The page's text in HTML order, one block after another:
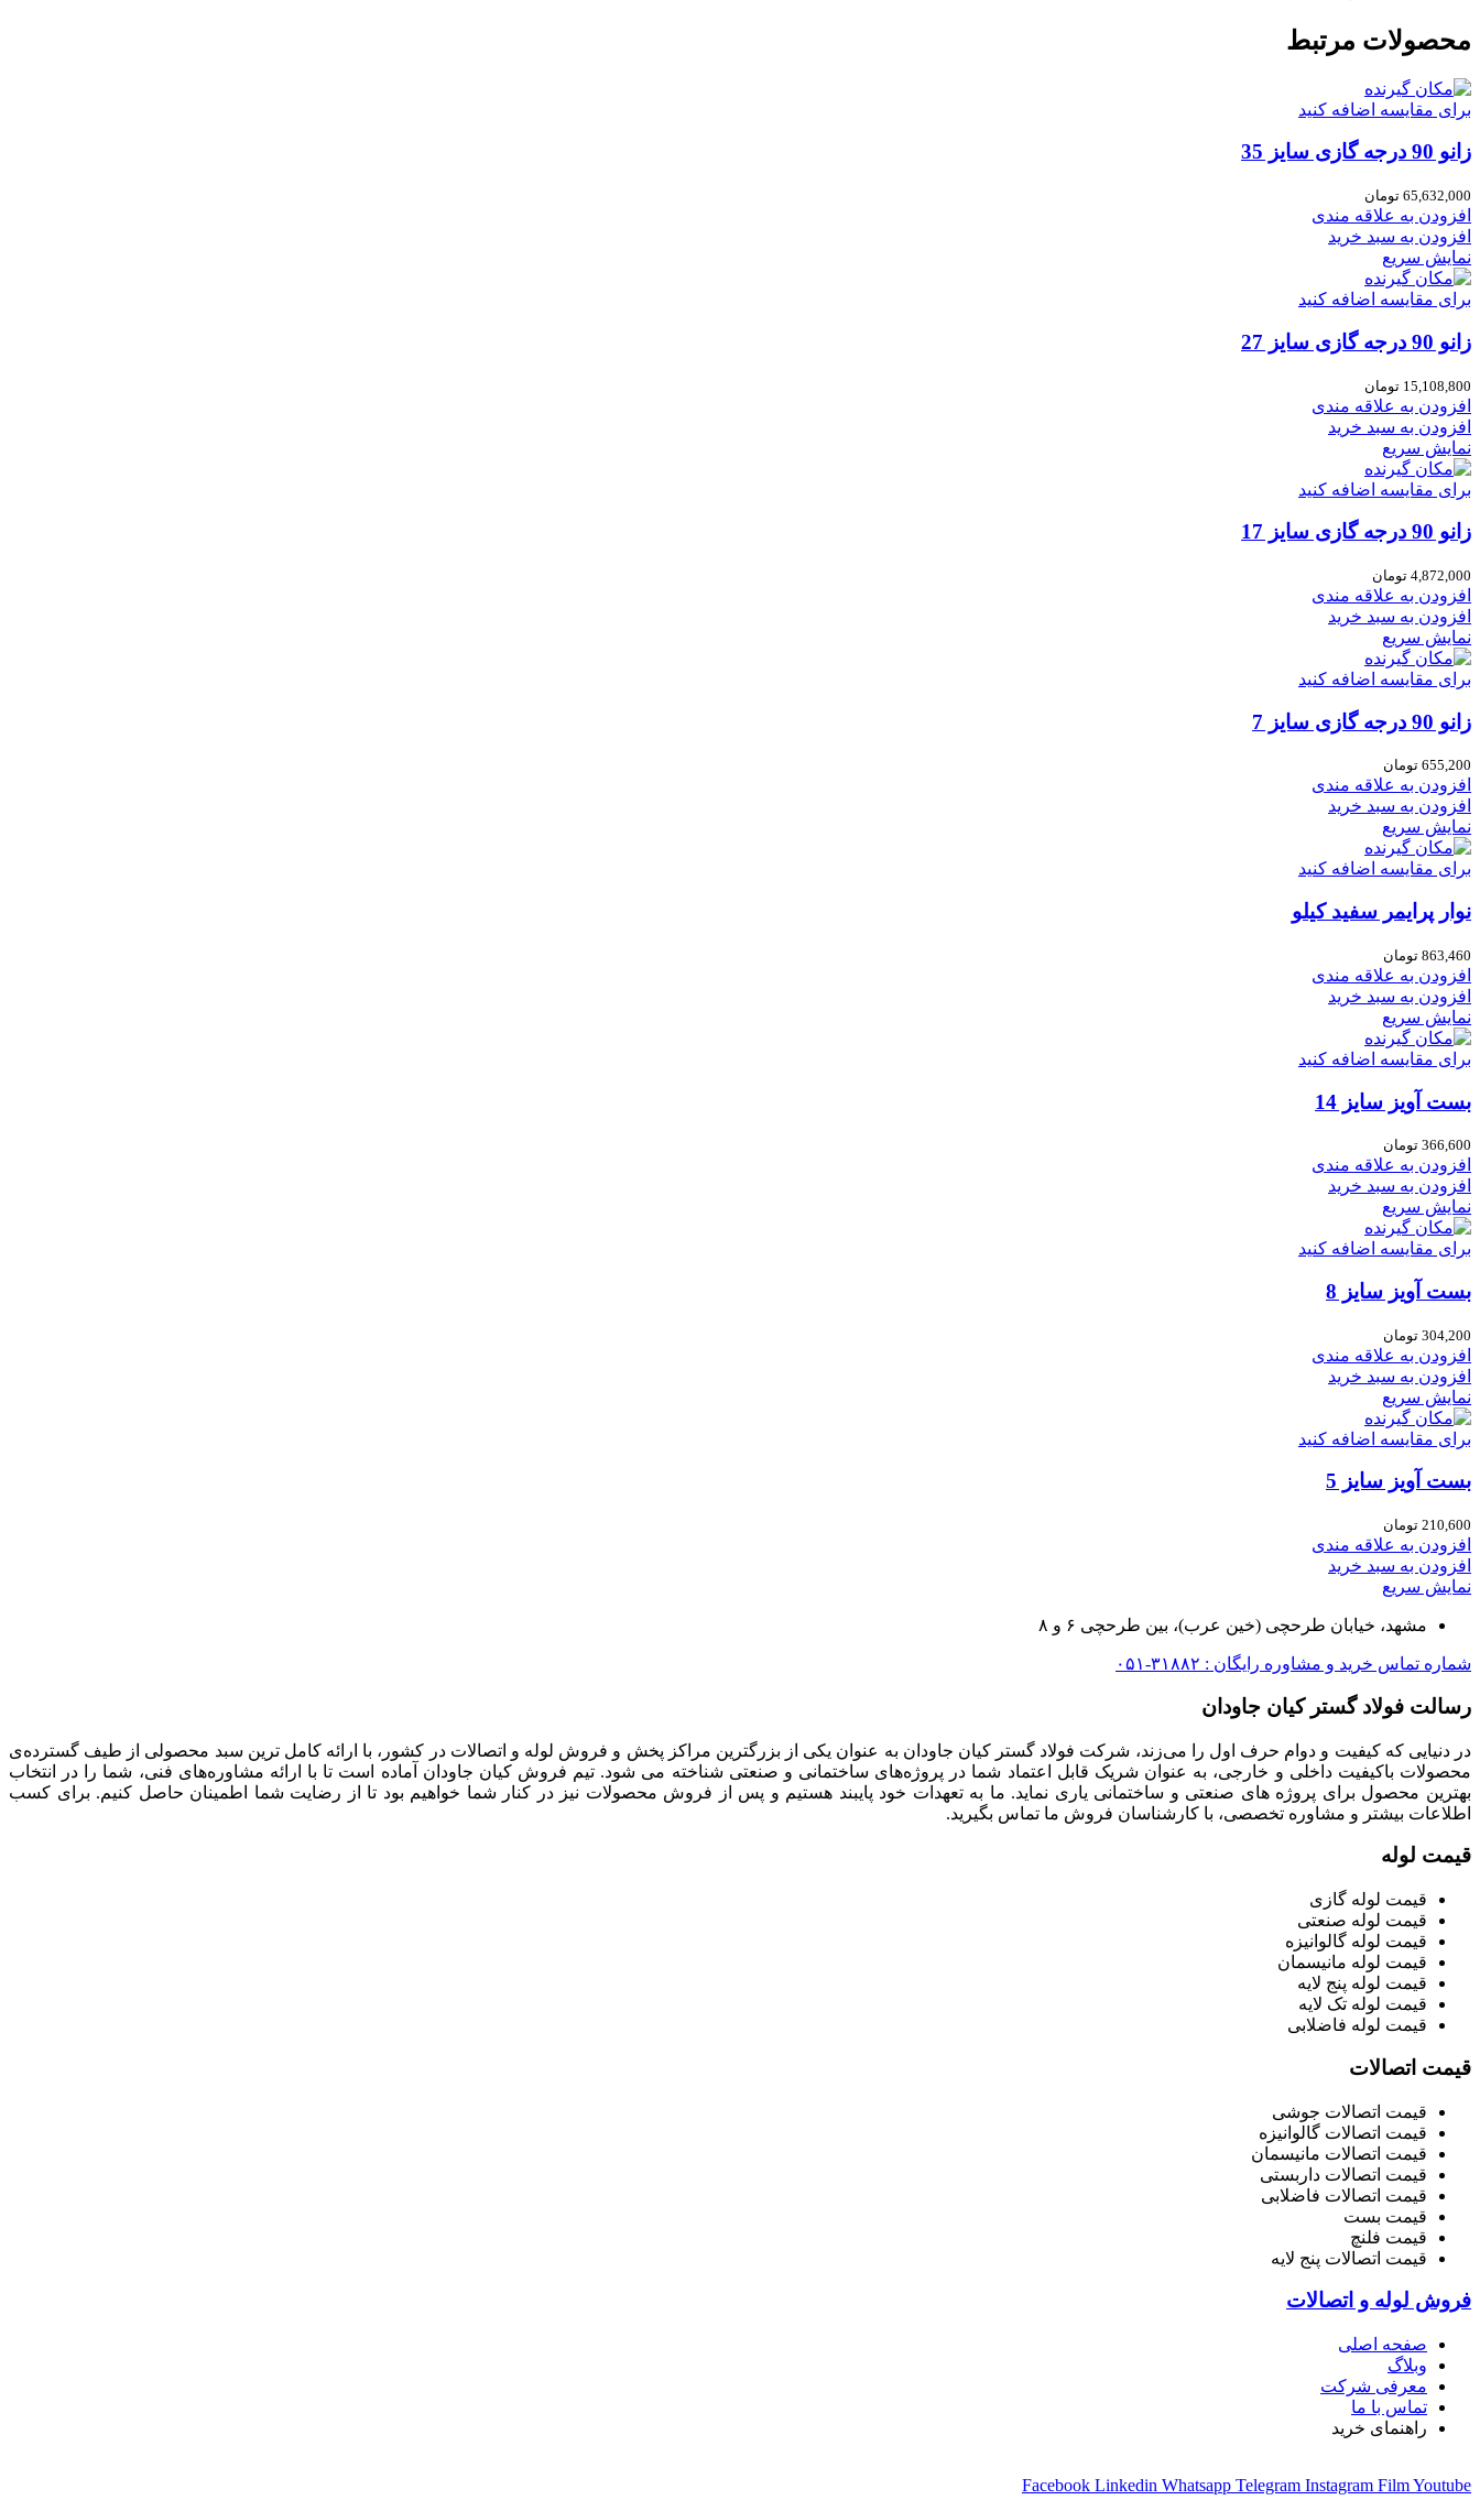
محصولات مرتبط
برای مقایسه اضافه کنید
زانو 90 درجه گازی سایز 35
65,632,000 تومان
افزودن به علاقه مندی
افزودن به سبد خرید
نمایش سریع
برای مقایسه اضافه کنید
زانو 90 درجه گازی سایز 27
15,108,800 تومان
افزودن به علاقه مندی
افزودن به سبد خرید
نمایش سریع
برای مقایسه اضافه کنید
زانو 90 درجه گازی سایز 17
4,872,000 تومان
افزودن به علاقه مندی
افزودن به سبد خرید
نمایش سریع
برای مقایسه اضافه کنید
زانو 90 درجه گازی سایز 7
655,200 تومان
افزودن به علاقه مندی
افزودن به سبد خرید
نمایش سریع
برای مقایسه اضافه کنید
نوار پرایمر سفید کیلو
863,460 تومان
افزودن به علاقه مندی
افزودن به سبد خرید
نمایش سریع
برای مقایسه اضافه کنید
بست آویز سایز 14
366,600 تومان
افزودن به علاقه مندی
افزودن به سبد خرید
نمایش سریع
برای مقایسه اضافه کنید
بست آویز سایز 8
304,200 تومان
افزودن به علاقه مندی
افزودن به سبد خرید
نمایش سریع
برای مقایسه اضافه کنید
بست آویز سایز 5
210,600 تومان
افزودن به علاقه مندی
افزودن به سبد خرید
نمایش سریع
مشهد، خیابان طرحچی (خین عرب)، بین طرحچی ۶ و ۸
شماره تماس خرید و مشاوره رایگان : ۳۱۸۸۲-۰۵۱
رسالت فولاد گستر کیان جاودان
در دنیایی که کیفیت و دوام حرف اول را می‌زند، شرکت فولاد گستر کیان جاودان به عنوان یکی از بزرگترین مراکز پخش و فروش لوله و اتصالات در کشور، با ارائه کامل ترین سبد محصولی از طیف گسترده‌‌ی
محصولات باکیفیت داخلی و خارجی، به عنوان شریک قابل اعتماد شما در پروژه‌های ساختمانی و صنعتی شناخته می شود. تیم فروش کیان جاودان آماده است تا با ارائه مشاوره‌های فنی، شما را در انتخاب
بهترین محصول برای پروژه های صنعتی و ساختمانی یاری نماید. ما به تعهدات خود پایبند هستیم و پس از فروش محصولات نیز در کنار شما خواهیم بود تا از رضایت شما اطمینان حاصل کنیم. برای کسب
اطلاعات بیشتر و مشاوره تخصصی، با کارشناسان فروش ما تماس بگیرید.
قیمت لوله
قیمت لوله گازی
قیمت لوله صنعتی
قیمت لوله گالوانیزه
قیمت لوله مانیسمان
قیمت لوله پنج لایه
قیمت لوله تک لایه
قیمت لوله فاضلابی
قیمت اتصالات
قیمت اتصالات جوشی
قیمت اتصالات گالوانیزه
قیمت اتصالات مانیسمان
قیمت اتصالات داربستی
قیمت اتصالات فاضلابی
قیمت بست
قیمت فلنچ
قیمت اتصالات پنج لایه
فروش لوله و اتصالات
صفحه اصلی
وبلاگ
معرفی شرکت
تماس با ما
راهنمای خرید
Facebook Linkedin Whatsapp Telegram Instagram FilmYoutube